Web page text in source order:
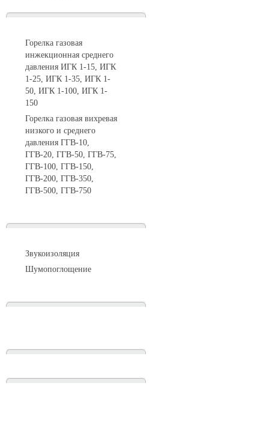
Горелка газовая
инжекционная среднего
давления ИГК 1-15, ИГК
1-25, ИГК 1-35, ИГК 1-
50, ИГК 1-100, ИГК 1-
150
Горелка газовая вихревая
низкого и среднего
давления ГГВ-10,
ГГВ-20, ГГВ-50, ГГВ-75,
ГГВ-100, ГГВ-150,
ГГВ-200, ГГВ-350,
ГГВ-500, ГГВ-750
Звукоизоляция
Шумопоглощение